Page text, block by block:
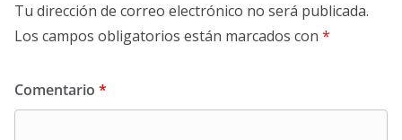
Tu dirección de correo electrónico no será publicada.
Los campos obligatorios están marcados con *
Comentario *